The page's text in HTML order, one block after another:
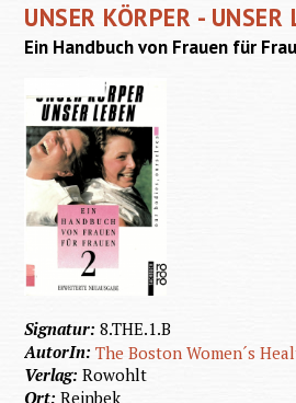
UNSER KÖRPER - UNSER
Ein Handbuch von Frauen für
Signatur:8.THE.1.B
AutorIn:The Boston Women´s
Verlag:Rowohlt
Ort:Reinbek